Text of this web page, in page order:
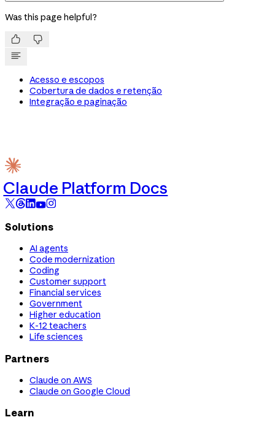
Was this page helpful?
 
Acesso e escopos
Cobertura de dados e retenção
Integração e paginação
Claude Platform Docs
Solutions
AI agents
Code modernization
Coding
Customer support
Financial services
Government
Higher education
K-12 teachers
Life sciences
Partners
Claude on AWS
Claude on Google Cloud
Learn